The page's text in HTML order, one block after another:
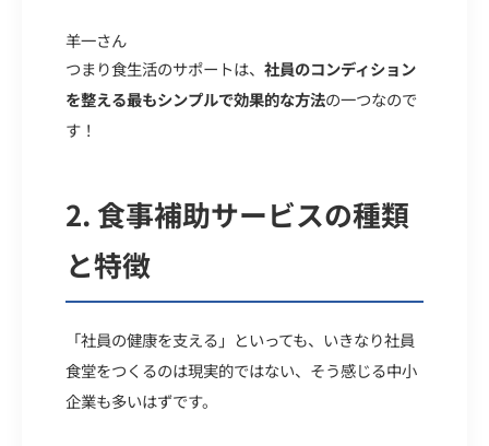
羊一さん
つまり食生活のサポートは、 社員のコンディション
を整える最もシンプルで効果的な方法の一つなので
す！
2.食事補助サービスの種類
と特徴
「社員の健康を支える」といっても、いきなり社員
食堂をつくるのは現実的ではない、そう感じる中小
企業も多いはずです。